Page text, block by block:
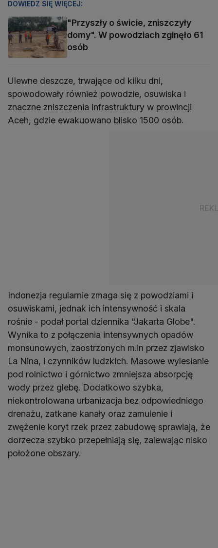
DOWIEDZ SIĘ WIĘCEJ:
"Przyszły o świcie, zniszczyły
domy". W powodziach zginęło 61
osób
Ulewne deszcze, trwające od kilku dni,
spowodowały również powodzie, osuwiska i
znaczne zniszczenia infrastruktury w prowincji
Aceh, gdzie ewakuowano blisko 1500 osób.
Indonezja regularnie zmaga się z powodziami i
osuwiskami, jednak ich intensywność i skala
rośnie - podał portal dziennika "Jakarta Globe".
Wynika to z połączenia intensywnych opadów
monsunowych, zaostrzonych m.in przez zjawisko
La Nina, i czynników ludzkich. Masowe wylesianie
pod rolnictwo i górnictwo zmniejsza absorpcję
wody przez glebę. Dodatkowo szybka,
niekontrolowana urbanizacja bez odpowiedniego
drenażu, zatkane kanały oraz zamulenie i
zwężenie koryt rzek przez zabudowę sprawiają, że
dorzecza szybko przepełniają się, zalewając nisko
położone obszary.